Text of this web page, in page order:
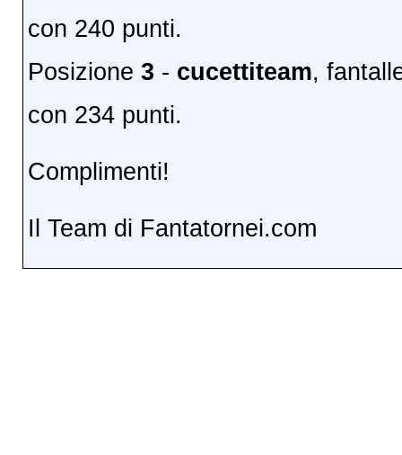
con 240 punti.
Posizione 3 - cucettiteam,
con 234 punti.
Complimenti!
Il Team di Fantatornei.com